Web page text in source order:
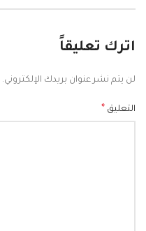
اترك تعليقاً
لن يتم نشر عنوان بريدك الإلكتروني.
التعليق *